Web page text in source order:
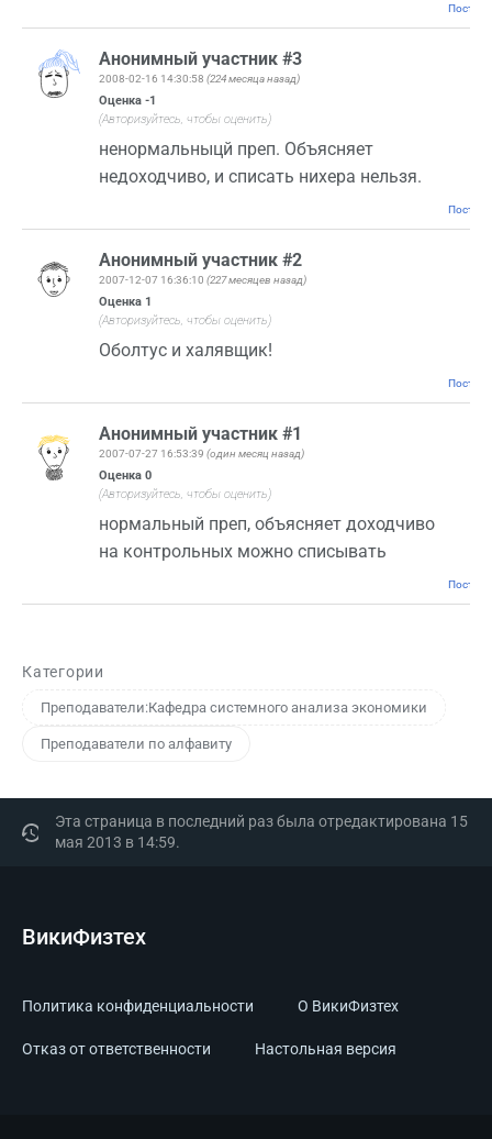
Анонимный участник #3
2008-02-16 14:30:58 (224 месяца назад)
Оценка -1
(Авторизуйтесь, чтобы оценить)
ненормальныцй преп. Объясняет
недоходчиво, и списать нихера нельзя.
Анонимный участник #2
2007-12-07 16:36:10 (227 месяцев назад)
Оценка 1
(Авторизуйтесь, чтобы оценить)
Оболтус и халявщик!
Анонимный участник #1
2007-07-27 16:53:39 (один месяц назад)
Оценка 0
(Авторизуйтесь, чтобы оценить)
нормальный преп, объясняет доходчиво
на контрольных можно списывать
Категории
Преподаватели:Кафедра системного анализа экономики
Преподаватели по алфавиту
Эта страница в последний раз была отредактирована 15
мая 2013 в 14:59.
ВикиФизтех
Политика конфиденциальности О ВикиФизтех
Отказ от ответственности Настольная версия